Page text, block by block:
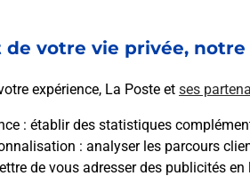
de votre vie privée,
expérience, La Poste et ses
: établir des statistiques
: analyser les parcours
de vous adresser des publicités
En savoir plus